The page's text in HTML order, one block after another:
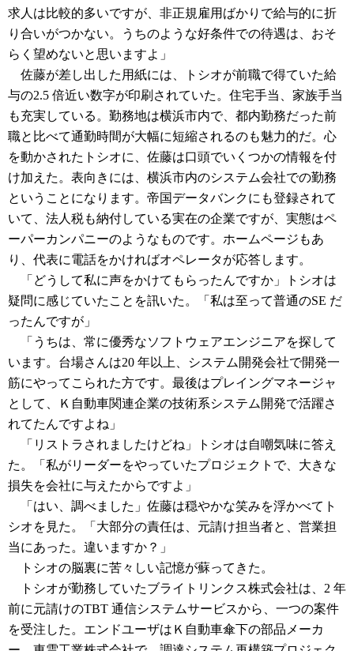
求人は比較的多いですが、非正規雇用ばかりで給与的に折
り合いがつかない。うちのような好条件での待遇は、おそ
らく望めないと思いますよ」
佐藤が差し出した用紙には、トシオが前職で得ていた給
与の2.5 倍近い数字が印刷されていた。住宅手当、家族手当
も充実している。勤務地は横浜市内で、都内勤務だった前
職と比べて通勤時間が大幅に短縮されるのも魅力的だ。心
を動かされたトシオに、佐藤は口頭でいくつかの情報を付
け加えた。表向きには、横浜市内のシステム会社での勤務
ということになります。帝国データバンクにも登録されて
いて、法人税も納付している実在の企業ですが、実態はペ
ーパーカンパニーのようなものです。ホームページもあ
り、代表に電話をかければオペレータが応答します。
「どうして私に声をかけてもらったんですか」トシオは
疑問に感じていたことを訊いた。「私は至って普通のSE だ
ったんですが」
「うちは、常に優秀なソフトウェアエンジニアを探して
います。台場さんは20 年以上、システム開発会社で開発一
筋にやってこられた方です。最後はプレイングマネージャ
として、Ｋ自動車関連企業の技術系システム開発で活躍さ
れてたんですよね」
「リストラされましたけどね」トシオは自嘲気味に答え
た。「私がリーダーをやっていたプロジェクトで、大きな
損失を会社に与えたからですよ」
「はい、調べました」佐藤は穏やかな笑みを浮かべてト
シオを見た。「大部分の責任は、元請け担当者と、営業担
当にあった。違いますか？」
トシオの脳裏に苦々しい記憶が蘇ってきた。
トシオが勤務していたブライトリンクス株式会社は、2 年
前に元請けのTBT 通信システムサービスから、一つの案件
を受注した。エンドユーザはＫ自動車傘下の部品メーカ